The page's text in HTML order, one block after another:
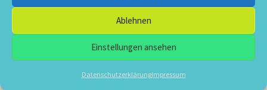
Ablehnen
Einstellungen ansehen
DatenschutzerklärungImpressum
0